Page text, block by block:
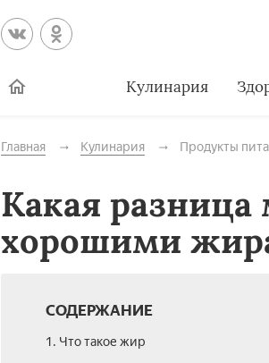
Кулинария
Главная Кулинария Продукты
Какая
хорошими
СОДЕРЖАНИЕ
1. Что такое жир